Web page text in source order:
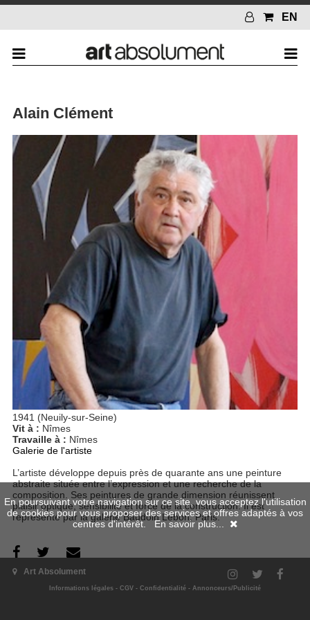
EN
Alain Clément
1941 (Neuily-sur-Seine)
Vit à : Nîmes
Travaille à : Nîmes
Galerie de l'artiste
L’artiste développe depuis près de quarante ans une peinture
abstraite située entre l’expression et une recherche de la
composition. Ses peintures de grande dimension réunissent
plaisir optique, sensibilité et force de la construction. Il est
représenté par la galerie Baudoin Lebon, Paris.
Ses numéros
Art Absolument
Informations légales - CGV - Confidentialité - Annonceurs/Publicité
En poursuivant votre navigation sur ce site, vous acceptez l'utilisation
de cookies pour vous proposer des services et offres adaptés à vos
centres d'intérêt.En savoir plus...